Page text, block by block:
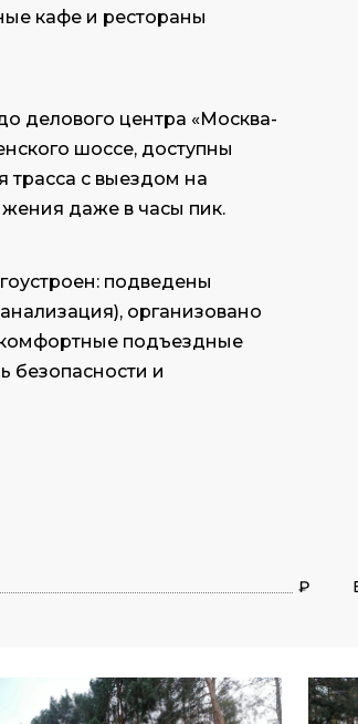
кафе и рестораны
делового центра «Москва-
шоссе, доступны
трасса с выездом на
даже в часы пик.
подведены
организовано
подъездные
безопасности и
₽